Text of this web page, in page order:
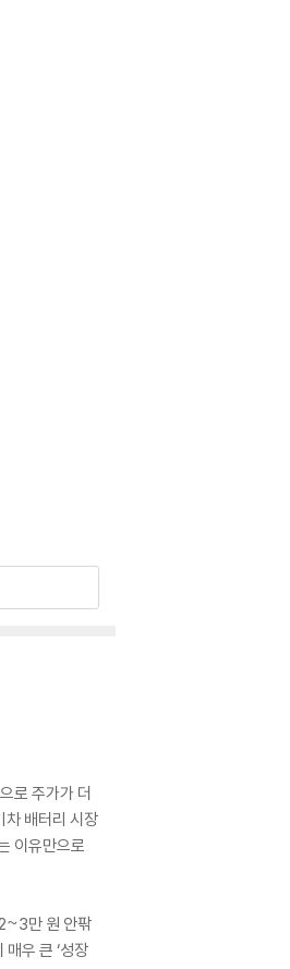
로 주가가 더
차 배터리 시장
이유만으로
2~3만 원 안팎
우 큰 ‘성장